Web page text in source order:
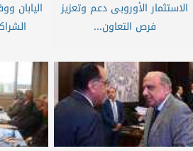
الاستثمار الأوروبى دعم وتعزيز
فرص التعاون...
اليابان